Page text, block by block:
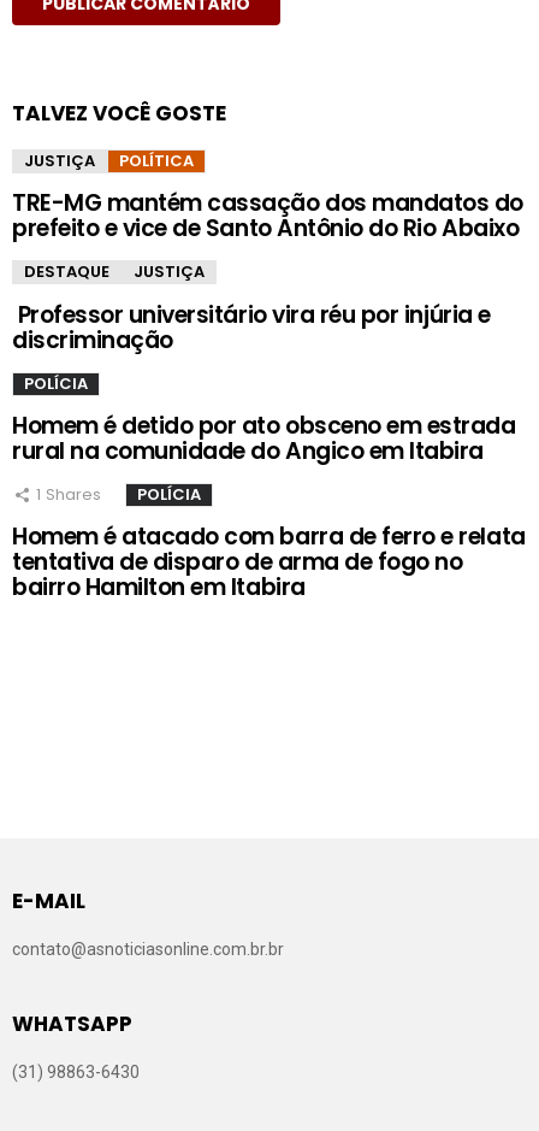
TALVEZ VOCÊ GOSTE
JUSTIÇA POLÍTICA
TRE-MG mantém cassação dos mandatos do
prefeito e vice de Santo Antônio do Rio Abaixo
DESTAQUE JUSTIÇA
Professor universitário vira réu por injúria e
discriminação
POLÍCIA
Homem é detido por ato obsceno em estrada
rural na comunidade do Angico em Itabira
1 Shares POLÍCIA
Homem é atacado com barra de ferro e relata
tentativa de disparo de arma de fogo no
bairro Hamilton em Itabira
E-MAIL
contato@asnoticiasonline.com.br.br
WHATSAPP
(31) 98863-6430